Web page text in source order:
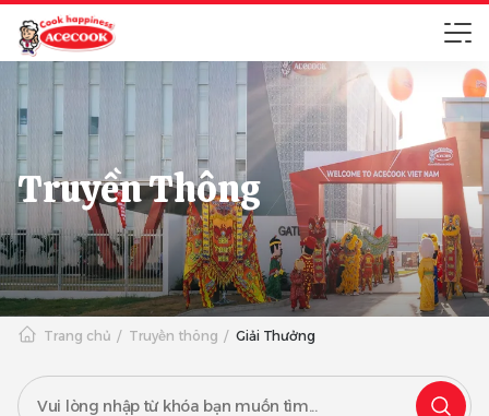
Truyền Thông
Trang chủ Truyền thông Giải Thưởng